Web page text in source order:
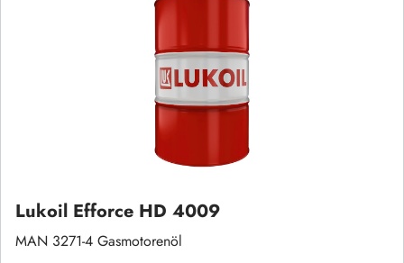
Lukoil Efforce HD 4009
MAN 3271-4 Gasmotorenöl